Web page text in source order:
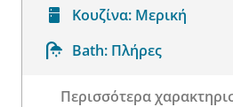
Κουζίνα: Μερική
Bath: Πλήρες
Περισσότερα